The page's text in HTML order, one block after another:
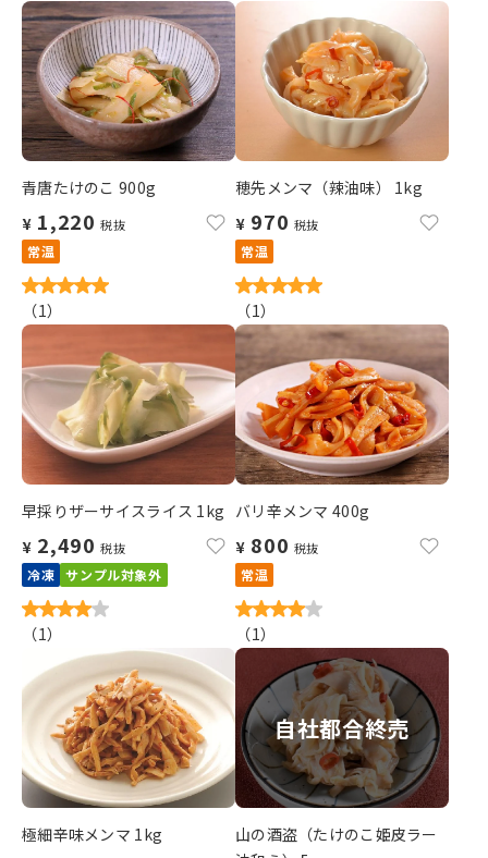
青唐たけのこ 900g
¥ 1,220 税抜
常温
（1）
穂先メンマ（辣油味） 1kg
¥ 970 税抜
常温
（1）
早採りザーサイスライス 1kg
¥ 2,490 税抜
冷凍 サンプル対象外
（1）
バリ辛メンマ 400g
¥ 800 税抜
常温
（1）
極細辛味メンマ 1kg
自社都合終売
山の酒盗（たけのこ姫皮ラー